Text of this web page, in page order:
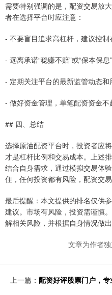
需要特别强调的是，配资交易放
者在选择平台时应注意：
- 不要盲目追求高杠杆，建议控制
- 远离承诺“稳赚不赔”或“保本保息
- 定期关注平台的最新监管动态和
- 做好资金管理，单笔配资资金
## 四、总结
选择原油配资平台时，投资者应
才是杠杆比例和交易成本。上述
结合自身需求，通过模拟交易体
住，任何投资都有风险，配资交易
最后提醒：本文提供的排名仅供
建议。市场有风险，投资需谨慎
解相关风险，并根据自身情况做出
文章为作者
上一篇： 配资好评股票门户，